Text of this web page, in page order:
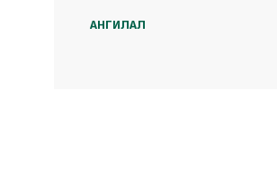
АНГИЛАЛ